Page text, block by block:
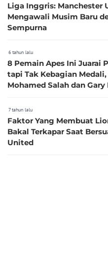
Liga Inggris: Manchester
Mengawali Musim Baru
Sempurna
6 tahun lalu
8 Pemain Apes Ini Juarai
tapi Tak Kebagian
Mohamed Salah dan
7 tahun lalu
Faktor Yang Membuat
Bakal Terkapar Saat
United